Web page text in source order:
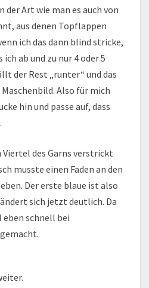
der Art wie man es auch von
aus denen Topflappen
ich das dann blind stricke,
ab und zu nur 4 oder 5
der Rest „runter“ und das
Also für mich
hin und passe auf, dass
des Garns verstrickt
musste einen Faden an den
Der erste blaue ist also
sich jetzt deutlich. Da
schnell bei